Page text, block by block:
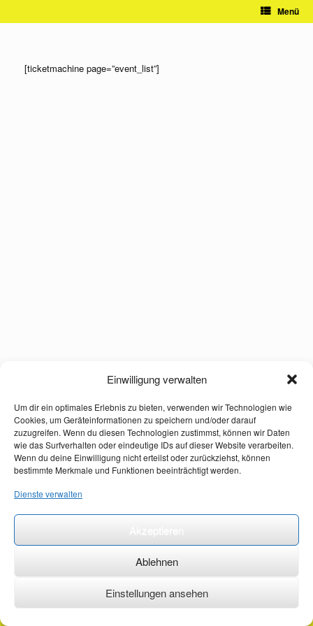
Einwilligung verwalten
Um dir ein optimales Erlebnis zu bieten, verwenden wir Technologien wie
Cookies, um Geräteinformationen zu speichern und/oder darauf
zuzugreifen. Wenn du diesen Technologien zustimmst, können wir Daten
wie das Surfverhalten oder eindeutige IDs auf dieser Website verarbeiten.
Wenn du deine Einwilligung nicht erteilst oder zurückziehst, können
bestimmte Merkmale und Funktionen beeinträchtigt werden.
Dienste verwalten
Ablehnen
Einstellungen ansehen
Menü
[ticketmachine page=”event_list”]
©2026 ·erstehilfekurs-mauch.de ·AGB ·Datenschutzerklärung ·Impressum ·